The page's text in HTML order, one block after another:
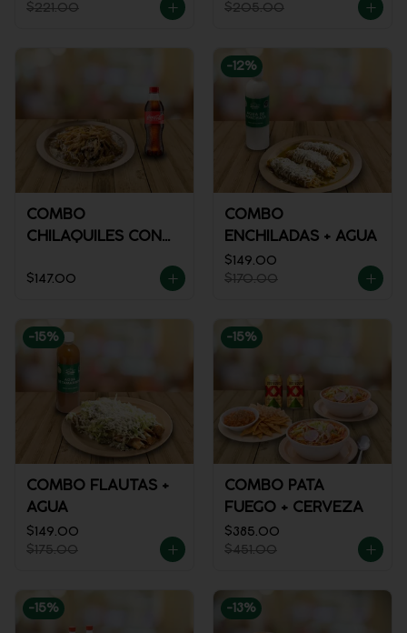
$221.00
$205.00
COMBO
CHILAQUILES CON
$147.00
-12%
COMBO
ENCHILADAS + AGUA
$149.00
$170.00
-15%
COMBO FLAUTAS +
AGUA
$149.00
$175.00
-15%
COMBO PATA
FUEGO + CERVEZA
$385.00
$451.00
-15% -13%